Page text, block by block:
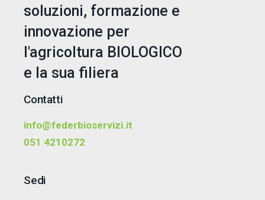
soluzioni, formazione e
innovazione per
l'agricoltura BIOLOGICO
e la sua filiera
Contatti
info@federbioservizi.it
051 4210272
Sedi